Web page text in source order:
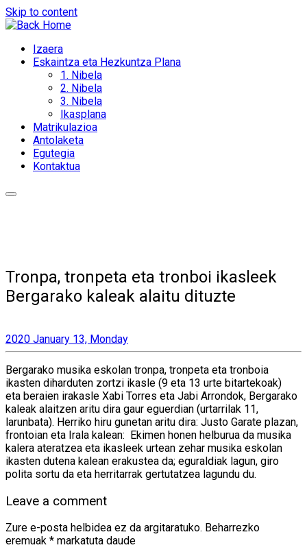
Skip to content
Izaera
Eskaintza eta Hezkuntza Plana
1. Nibela
2. Nibela
3. Nibela
Ikasplana
Matrikulazioa
Antolaketa
Egutegia
Kontaktua
Tronpa, tronpeta eta tronboi ikasleek
Bergarako kaleak alaitu dituzte
2020 January 13, Monday
Bergarako musika eskolan tronpa, tronpeta eta tronboia
ikasten diharduten zortzi ikasle (9 eta 13 urte bitartekoak)
eta beraien irakasle Xabi Torres eta Jabi Arrondok, Bergarako
kaleak alaitzen aritu dira gaur eguerdian (urtarrilak 11,
larunbata). Herriko hiru gunetan aritu dira: Justo Garate plazan,
frontoian eta Irala kalean: Ekimen honen helburua da musika
kalera ateratzea eta ikasleek urtean zehar musika eskolan
ikasten dutena kalean erakustea da; eguraldiak lagun, giro
polita sortu da eta herritarrak gertutatzea lagundu du.
Leave a comment
Zure e-posta helbidea ez da argitaratuko. Beharrezko
eremuak * markatuta daude